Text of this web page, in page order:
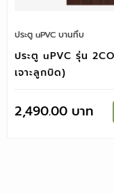
ประตู uPVC บานทึบ
ประตู uPVC รุ่น
เจาะลูกบิด)
2,490.00